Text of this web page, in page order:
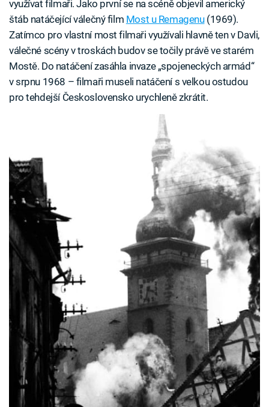
využívat filmaři. Jako první se na scéně objevil americký
štáb natáčející válečný film Most u Remagenu(1969).
Zatímco pro vlastní most filmaři využívali hlavně ten v Davli,
válečné scény v troskách budov se točily právě ve starém
Mostě. Do natáčení zasáhla invaze „spojeneckých armád“
v srpnu 1968 – filmaři museli natáčení s velkou ostudou
pro tehdejší Československo urychleně zkrátit.